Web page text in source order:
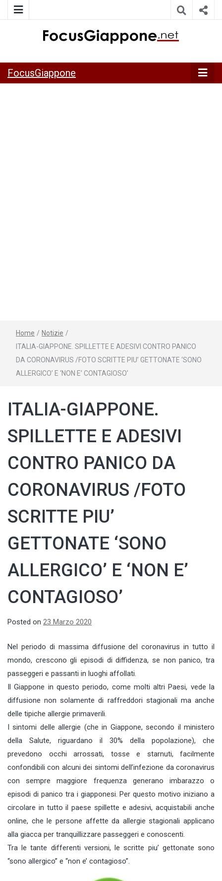
della Japan Italy Economic Federation
FocusGiappone
Home / Notizie /
ITALIA-GIAPPONE. SPILLETTE E ADESIVI CONTRO PANICO
DA CORONAVIRUS /FOTO SCRITTE PIU’ GETTONATE ‘SONO
ALLERGICO’ E ‘NON E’ CONTAGIOSO’
ITALIA-GIAPPONE.
SPILLETTE E ADESIVI
CONTRO PANICO DA
CORONAVIRUS /FOTO
SCRITTE PIU’
GETTONATE ‘SONO
ALLERGICO’ E ‘NON E’
CONTAGIOSO’
Posted on 23 Marzo 2020
Nel periodo di massima diffusione del coronavirus in tutto il
mondo, crescono gli episodi di diffidenza, se non panico, tra
passeggeri e passanti in luoghi affollati.
Il Giappone in questo periodo, come molti altri Paesi, vede la
diffusione non solamente di raffreddori stagionali ma anche
delle tipiche allergie primaverili.
I sintomi delle allergie (che in Giappone, secondo il ministero
della Salute, riguardano il 30% della popolazione), che
prevedono occhi arrossati, tosse e starnuti, facilmente
confondibili con alcuni dei sintomi dell’infezione da coronavirus
con sempre maggiore frequenza generano imbarazzo o
episodi di panico tra i giapponesi. Per questo motivo iniziano a
circolare in tutto il paese spillette e adesivi, acquistabili anche
online, che le persone affette da allergie stagionali applicano
alla giacca per tranquillizzare passeggeri e conoscenti.
Tra le tante differenti versioni, le scritte piu’ gettonate sono
“sono allergico” e “non e’ contagioso”.